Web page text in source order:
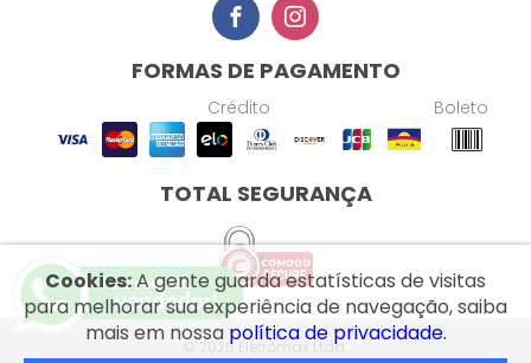
FORMAS DE PAGAMENTO
Crédito Boleto
TOTAL SEGURANÇA
Cookies:A gente guarda estatísticas de visitas
para melhorar sua experiência de navegação, saiba
mais em nossa política de privacidade.
© 2026 Eletromax Ltda.